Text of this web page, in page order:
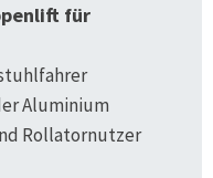
für
Aluminium
Rollatornutzer